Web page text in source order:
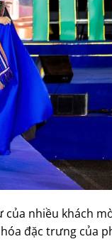
nhiều khách
đặc trưng của